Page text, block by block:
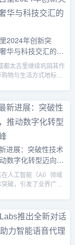
化解决方案，更加速了
步伐。本文将全面解
智能领域的最新进
解腾讯如何利用AI技
势。1. 腾讯AI开放平
大的开发者支持在
。此次升级将腾...
2024年创新突
华与科技交汇的新
都太古里继续巩固其作
购物与生活方式地标的
能珠宝到全新品牌体
设，成都太古里正在为
所未有的沉浸式购物
步提升了其在国际时
场的影响力。1. 开设
能珠宝体验区，创新奢
年，成都太古里推
奢华设计，为消费...
进展：突破性技术
数字化转型迈向新
人工智能（AI）领域
突破，引发了业界广泛
能推荐系统等多个领
腾讯在AI技术研发方面
个新台阶。此次技术
了腾讯在云计算、智